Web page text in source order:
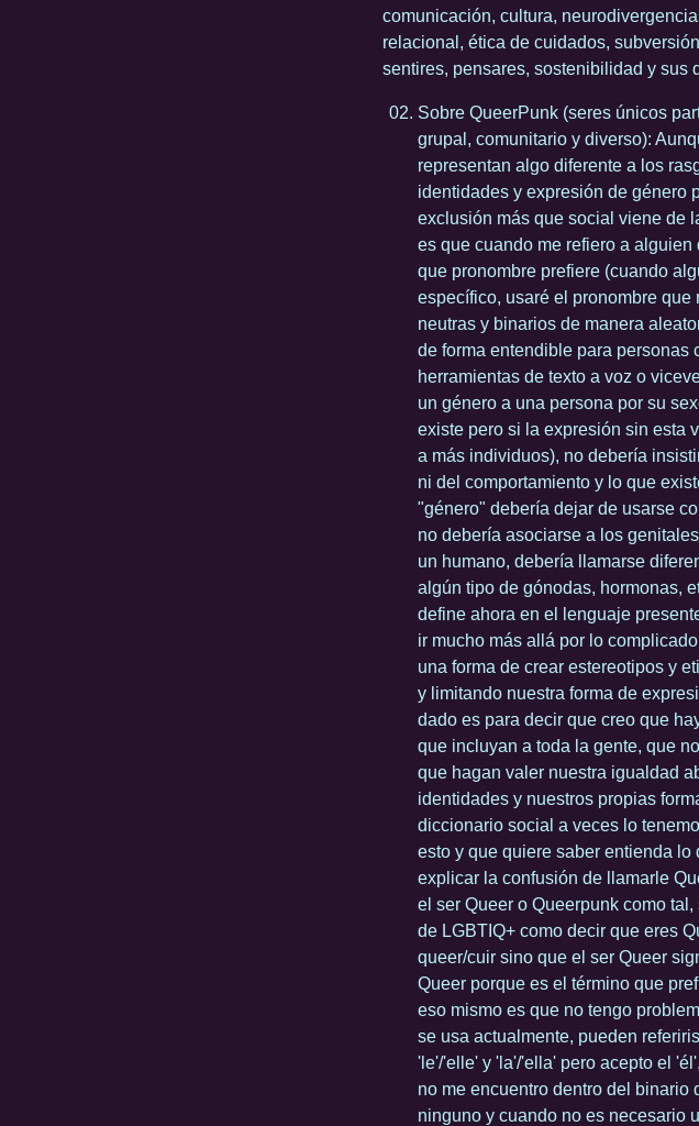
comunicación, cultura,
relacional, ética de cuidados,
sentires, pensares, sostenibilidad y sus
Sobre QueerPunk (seres únicos
grupal, comunitario y diverso):
representan algo diferente a los
identidades y expresión de género
exclusión más que social viene de
es que cuando me refiero a
que pronombre prefiere (cuando
específico, usaré el pronombre
neutras y binarios de manera
de forma entendible para
herramientas de texto a voz o
un género a una persona por su
existe pero si la expresión sin esta
a más individuos), no debería
ni del comportamiento y lo que
"género" debería dejar de usarse
no debería asociarse a los
un humano, debería llamarse
algún tipo de gónodas, hormonas,
define ahora en el lenguaje
ir mucho más allá por lo
una forma de crear estereotipos y
y limitando nuestra forma de
dado es para decir que creo que
que incluyan a toda la gente, que
que hagan valer nuestra igualdad
identidades y nuestros propias
diccionario social a veces lo
esto y que quiere saber entienda
explicar la confusión de llamarle
el ser Queer o Queerpunk como
de LGBTIQ+ como decir que eres
queer/cuir sino que el ser Queer
Queer porque es el término que
eso mismo es que no tengo
se usa actualmente, pueden
'le'/'elle' y 'la'/'ella' pero acepto el
no me encuentro dentro del binario
ninguno y cuando no es necesario